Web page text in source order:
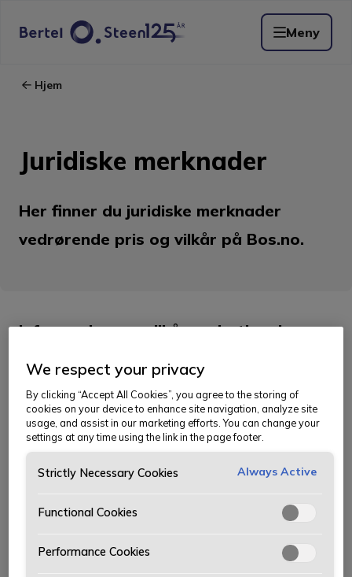
Meny
Hjem
Juridiske merknader
Her finner du juridiske merknader
vedrørende pris og vilkår på Bos.no.
Informasjon om vilkår og betingelser
for nettsiden Bos.no
1. a Priser
Priser for personbiler oppgis inklusive avgifter,
vektavgift, vrakpant og levering. Pristillegg kan
tilkomme for andre lakkfarger enn standardlakk,
samt vinterhjul og annet tilbehør/utstyr, dersom
We respect your privacy
By clicking “Accept All Cookies”, you agree to the storing of
cookies on your device to enhance site navigation, analyze site
usage, and assist in our marketing efforts. You can change your
settings at any time using the link in the page footer.
Strictly Necessary Cookies Always Active
Functional Cookies
Performance Cookies